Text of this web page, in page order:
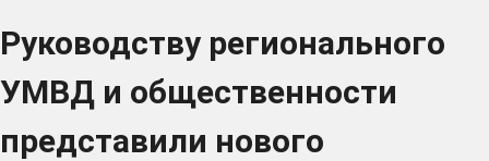
Руководству регионального
УМВД и общественности
представили нового